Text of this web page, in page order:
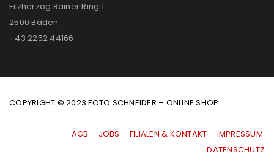
Erzherzog Rainer Ring 1
2500 Baden
+43 2252 44166
COPYRIGHT © 2023 FOTO SCHNEIDER – ONLINE SHOP
AGB JOBS FILIALEN & KONTAKT
IMPRESSUM
|DATENSCHUTZ